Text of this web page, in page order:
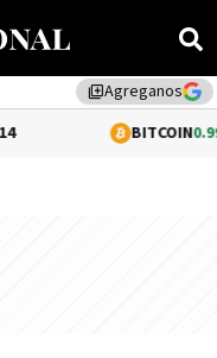
library_addAgreganos
BITCOIN0.99%